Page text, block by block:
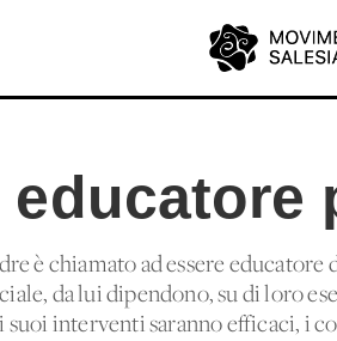
educatore
è chiamato ad essere
da lui dipendono, su di loro
suoi interventi saranno efficaci, i